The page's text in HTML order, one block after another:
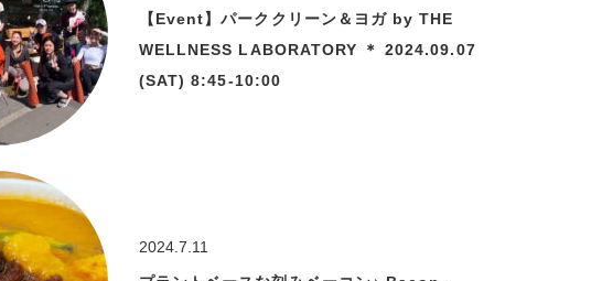
【Event】パーククリーン＆ヨガ by THE
WELLNESS LABORATORY ＊ 2024.09.07
(SAT) 8:45-10:00
2024.7.11